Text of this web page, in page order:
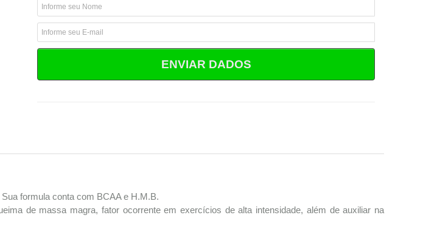
ENVIAR DADOS
formula conta com BCAA e H.M.B.
de massa magra, fator ocorrente em exercícios de alta intensidade, além de auxiliar na